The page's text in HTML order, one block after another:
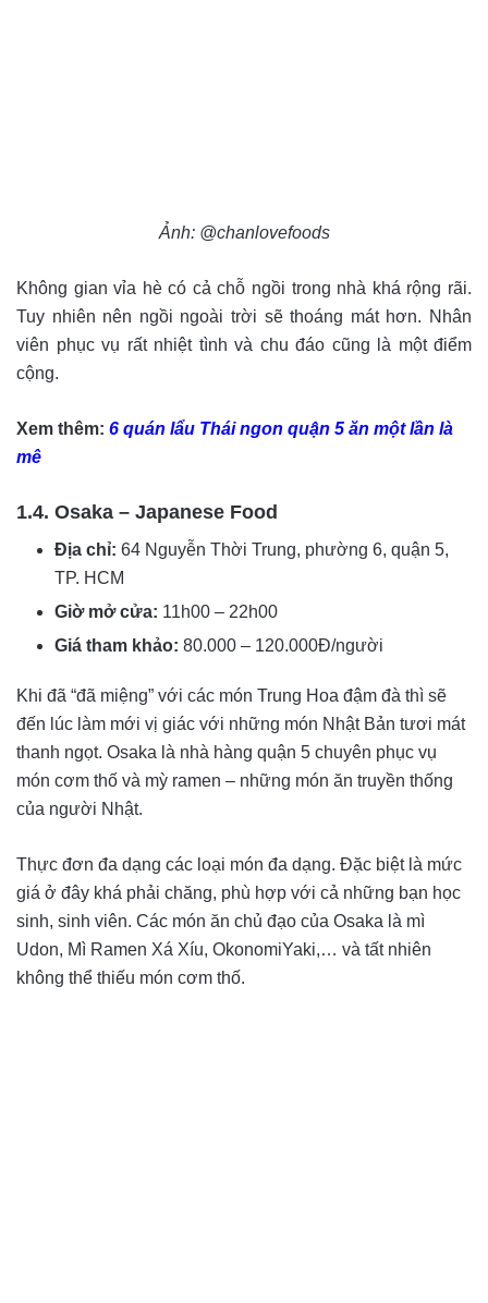
Ảnh: @chanlovefoods
Không gian vỉa hè có cả chỗ ngồi trong nhà khá rộng rãi.
Tuy nhiên nên ngồi ngoài trời sẽ thoáng mát hơn. Nhân
viên phục vụ rất nhiệt tình và chu đáo cũng là một điểm
cộng.
Xem thêm: 6 quán lẩu Thái ngon quận 5 ăn một lần là
mê
1.4. Osaka – Japanese Food
Địa chỉ: 64 Nguyễn Thời Trung, phường 6, quận 5,
TP. HCM
Giờ mở cửa: 11h00 – 22h00
Giá tham khảo: 80.000 – 120.000Đ/người
Khi đã “đã miệng” với các món Trung Hoa đậm đà thì sẽ
đến lúc làm mới vị giác với những món Nhật Bản tươi mát
thanh ngọt. Osaka là nhà hàng quận 5 chuyên phục vụ
món cơm thố và mỳ ramen – những món ăn truyền thống
của người Nhật.
Thực đơn đa dạng các loại món đa dạng. Đặc biệt là mức
giá ở đây khá phải chăng, phù hợp với cả những bạn học
sinh, sinh viên. Các món ăn chủ đạo của Osaka là mì
Udon, Mì Ramen Xá Xíu, OkonomiYaki,… và tất nhiên
không thể thiếu món cơm thố.